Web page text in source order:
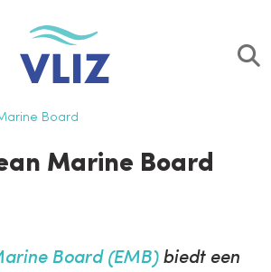
Board
Marine Board
Board (EMB)biedt een